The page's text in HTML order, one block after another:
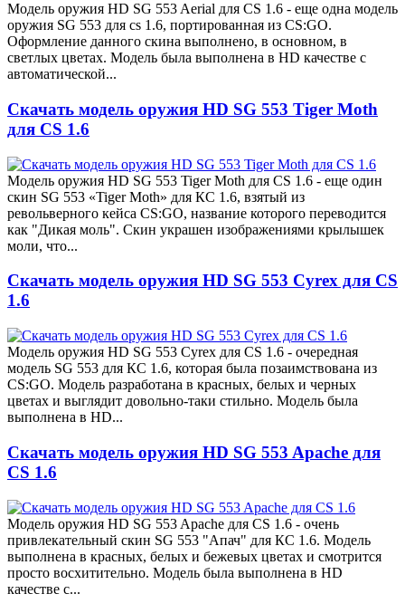
Модель оружия HD SG 553 Aerial для CS 1.6 - еще одна модель
оружия SG 553 для cs 1.6, портированная из CS:GO.
Оформление данного скина выполнено, в основном, в
светлых цветах. Модель была выполнена в HD качестве с
автоматической...
Скачать модель оружия HD SG 553 Tiger Moth
для CS 1.6
Модель оружия HD SG 553 Tiger Moth для CS 1.6 - еще один
скин SG 553 «Tiger Moth» для КС 1.6, взятый из
револьверного кейса CS:GO, название которого переводится
как "Дикая моль". Скин украшен изображениями крылышек
моли, что...
Скачать модель оружия HD SG 553 Cyrex для CS
1.6
Модель оружия HD SG 553 Cyrex для CS 1.6 - очередная
модель SG 553 для КС 1.6, которая была позаимствована из
CS:GO. Модель разработана в красных, белых и черных
цветах и выглядит довольно-таки стильно. Модель была
выполнена в HD...
Скачать модель оружия HD SG 553 Apache для
CS 1.6
Модель оружия HD SG 553 Apache для CS 1.6 - очень
привлекательный скин SG 553 "Апач" для КС 1.6. Модель
выполнена в красных, белых и бежевых цветах и смотрится
просто восхитительно. Модель была выполнена в HD
качестве с...